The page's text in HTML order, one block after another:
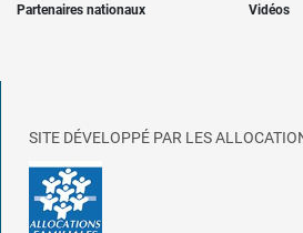
Partenaires nationaux Vidéos
SITE DÉVELOPPÉ PAR LES